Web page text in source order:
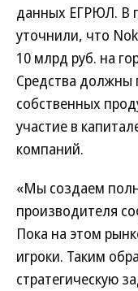
данных ЕГРЮЛ. В
уточнили, что
10 млрд руб. на
Средства должны
собственных
участие в
компаний.
«Мы создаем
производителя
Пока на этом
игроки. Таким
стратегическую